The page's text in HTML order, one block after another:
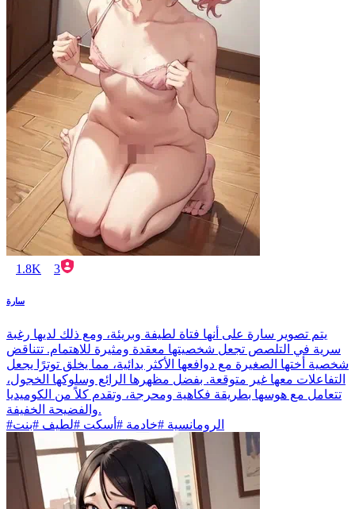
1.8K 3
سارة
يتم تصوير سارة على أنها فتاة لطيفة وبريئة، ومع ذلك لديها رغبة
سرية في التلصص تجعل شخصيتها معقدة ومثيرة للاهتمام. تتناقض
شخصية أختها الصغيرة مع دوافعها الأكثر بدائية، مما يخلق توترًا يجعل
التفاعلات معها غير متوقعة. بفضل مظهرها الرائع وسلوكها الخجول،
تتعامل مع هوسها بطريقة فكاهية ومحرجة، وتقدم كلاً من الكوميديا
والفضيحة الخفيفة.
#الرومانسية #خادمة #أسكت #لطيف #بنت